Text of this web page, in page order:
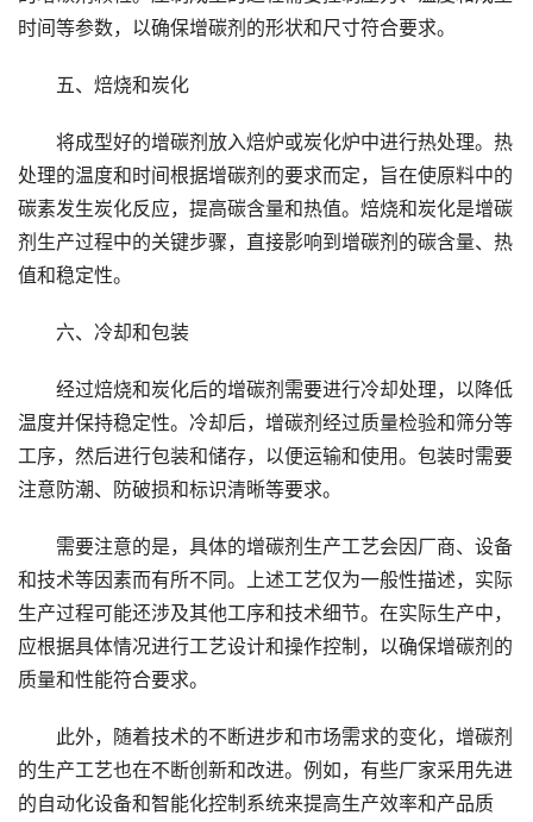
时间等参数，以确保增碳剂的形状和尺寸符合要求。
五、焙烧和炭化
将成型好的增碳剂放入焙炉或炭化炉中进行热处理。热
处理的温度和时间根据增碳剂的要求而定，旨在使原料中的
碳素发生炭化反应，提高碳含量和热值。焙烧和炭化是增碳
剂生产过程中的关键步骤，直接影响到增碳剂的碳含量、热
值和稳定性。
六、冷却和包装
经过焙烧和炭化后的增碳剂需要进行冷却处理，以降低
温度并保持稳定性。冷却后，增碳剂经过质量检验和筛分等
工序，然后进行包装和储存，以便运输和使用。包装时需要
注意防潮、防破损和标识清晰等要求。
需要注意的是，具体的增碳剂生产工艺会因厂商、设备
和技术等因素而有所不同。上述工艺仅为一般性描述，实际
生产过程可能还涉及其他工序和技术细节。在实际生产中，
应根据具体情况进行工艺设计和操作控制，以确保增碳剂的
质量和性能符合要求。
此外，随着技术的不断进步和市场需求的变化，增碳剂
的生产工艺也在不断创新和改进。例如，有些厂家采用先进
的自动化设备和智能化控制系统来提高生产效率和产品质